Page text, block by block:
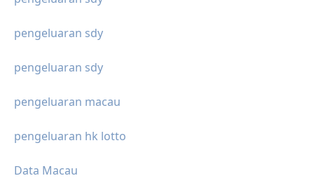
pengeluaran sdy
pengeluaran sdy
pengeluaran macau
pengeluaran hk lotto
Data Macau